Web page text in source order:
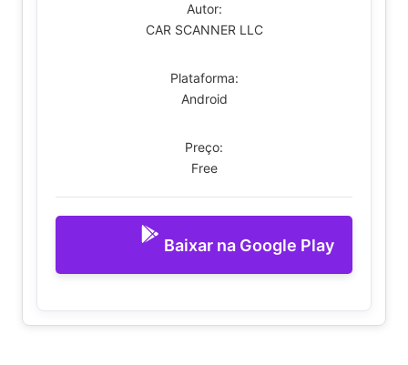
Autor:
CAR SCANNER LLC
Plataforma:
Android
Preço:
Free
Baixar na Google Play